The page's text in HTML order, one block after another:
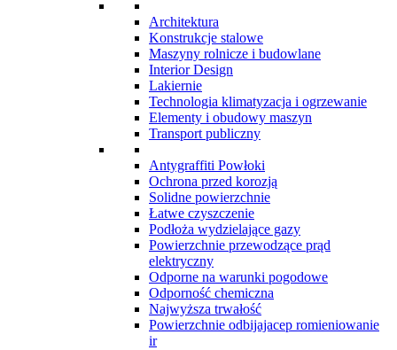
Architektura
Konstrukcje stalowe
Maszyny rolnicze i budowlane
Interior Design
Lakiernie
Technologia klimatyzacja i ogrzewanie
Elementy i obudowy maszyn
Transport publiczny
Antygraffiti Powłoki
Ochrona przed korozją
Solidne powierzchnie
Łatwe czyszczenie
Podłoża wydzielające gazy
Powierzchnie przewodzące prąd
elektryczny
Odporne na warunki pogodowe
Odporność chemiczna
Najwyższa trwałość
Powierzchnie odbijajacep romieniowanie
ir